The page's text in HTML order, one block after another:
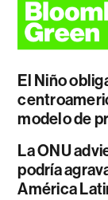
El Niño
modelo de
La ONU
podría
América